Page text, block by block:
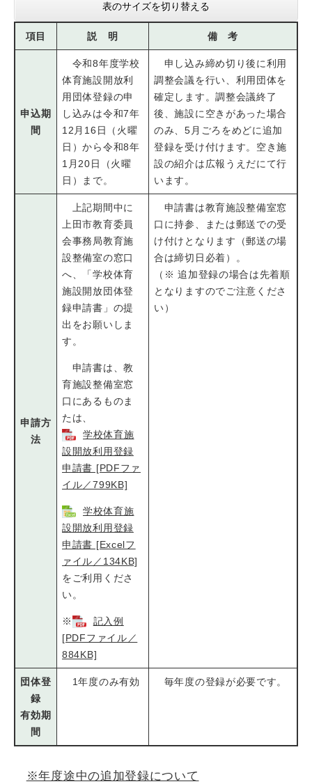
表のサイズを切り替える
項目 説 明 備 考
申込期
間
令和8年度学校
体育施設開放利
用団体登録の申
し込みは令和7年
12月16日（火曜
日）から令和8年
1月20日（火曜
日）まで。
申し込み締め切り後に利用
調整会議を行い、利用団体を
確定します。調整会議終了
後、施設に空きがあった場合
のみ、5月ごろをめどに追加
登録を受け付けます。空き施
設の紹介は広報うえだにて行
います。
申請方
法
上記期間中に
上田市教育委員
会事務局教育施
設整備室の窓口
へ、「学校体育
施設開放団体登
録申請書」の提
出をお願いしま
す。
申請書は、教
育施設整備室窓
口にあるものま
たは、
学校体育施
設開放利用登録
申請書 [PDFファ
イル／799KB]
学校体育施
設開放利用登録
申請書 [Excelフ
ァイル／134KB]
をご利用くださ
い。
※
記入例
[PDFファイル／
884KB]
申請書は教育施設整備室窓
口に持参、または郵送での受
け付けとなります（郵送の場
合は締切日必着）。
（※ 追加登録の場合は先着順
となりますのでご注意くださ
い）
団体登
録
有効期
間
1年度のみ有効 毎年度の登録が必要です。
※年度途中の追加登録について